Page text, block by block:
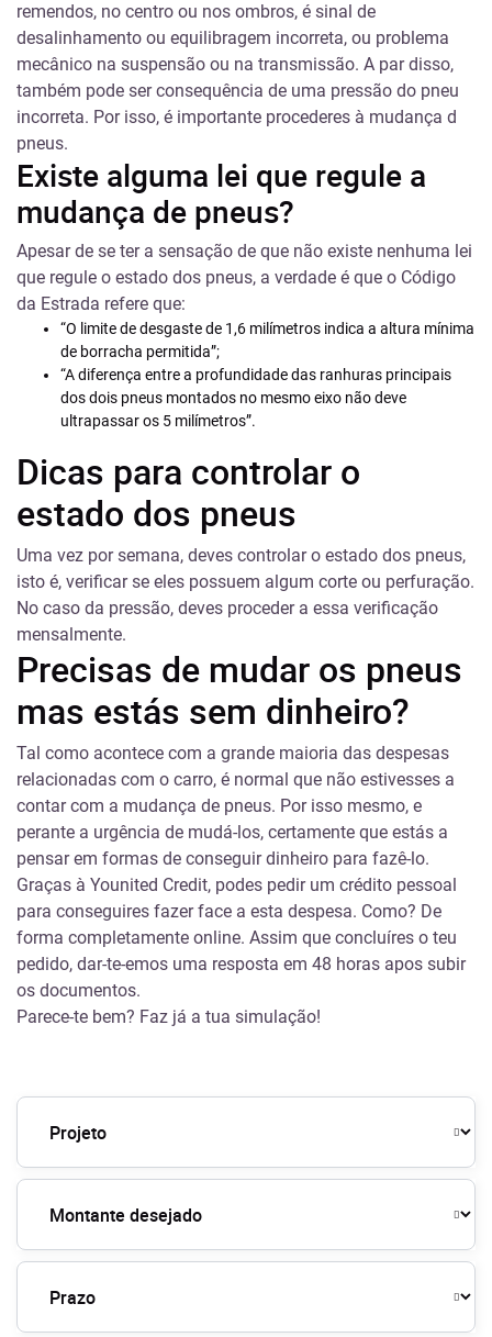
remendos, no centro ou nos ombros, é sinal de
desalinhamento ou equilibragem incorreta, ou problema
mecânico na suspensão ou na transmissão. A par disso,
também pode ser consequência de uma pressão do pneu
incorreta. Por isso, é importante procederes à mudança d
pneus.
Existe alguma lei que regule a
mudança de pneus?
Apesar de se ter a sensação de que não existe nenhuma lei
que regule o estado dos pneus, a verdade é que o Código
da Estrada refere que:
“O limite de desgaste de 1,6 milímetros indica a altura mínima
de borracha permitida”;
“A diferença entre a profundidade das ranhuras principais
dos dois pneus montados no mesmo eixo não deve
ultrapassar os 5 milímetros”.
Dicas para controlar o
estado dos pneus
Uma vez por semana, deves controlar o estado dos pneus,
isto é, verificar se eles possuem algum corte ou perfuração.
No caso da pressão, deves proceder a essa verificação
mensalmente.
Precisas de mudar os pneus
mas estás sem dinheiro?
Tal como acontece com a grande maioria das despesas
relacionadas com o carro, é normal que não estivesses a
contar com a mudança de pneus. Por isso mesmo, e
perante a urgência de mudá-los, certamente que estás a
pensar em formas de conseguir dinheiro para fazê-lo.
Graças à Younited Credit, podes pedir um crédito pessoal
para conseguires fazer face a esta despesa. Como? De
forma completamente online. Assim que concluíres o teu
pedido, dar-te-emos uma resposta em 48 horas apos subir
os documentos.
Parece-te bem? Faz já a tua simulação!